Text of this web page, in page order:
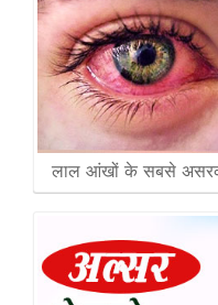
लाल आंखों के सबसे